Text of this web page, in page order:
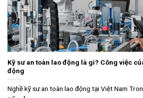
Kỹ sư an toàn lao động là gì? Công việc
động
Nghề kỹ sư an toàn lao động tại Việt Nam